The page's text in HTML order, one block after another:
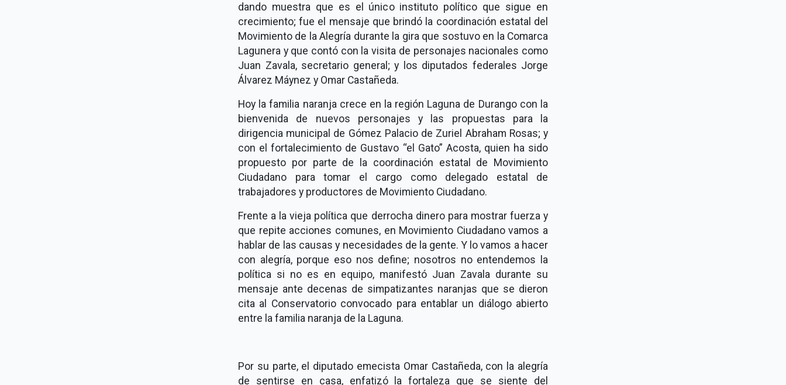
dando muestra que es el único instituto político que sigue en
crecimiento; fue el mensaje que brindó la coordinación estatal del
Movimiento de la Alegría durante la gira que sostuvo en la Comarca
Lagunera y que contó con la visita de personajes nacionales como
Juan Zavala, secretario general; y los diputados federales Jorge
Álvarez Máynez y Omar Castañeda.
Hoy la familia naranja crece en la región Laguna de Durango con la
bienvenida de nuevos personajes y las propuestas para la
dirigencia municipal de Gómez Palacio de Zuriel Abraham Rosas; y
con el fortalecimiento de Gustavo “el Gato” Acosta, quien ha sido
propuesto por parte de la coordinación estatal de Movimiento
Ciudadano para tomar el cargo como delegado estatal de
trabajadores y productores de Movimiento Ciudadano.
Frente a la vieja política que derrocha dinero para mostrar fuerza y
que repite acciones comunes, en Movimiento Ciudadano vamos a
hablar de las causas y necesidades de la gente. Y lo vamos a hacer
con alegría, porque eso nos define; nosotros no entendemos la
política si no es en equipo, manifestó Juan Zavala durante su
mensaje ante decenas de simpatizantes naranjas que se dieron
cita al Conservatorio convocado para entablar un diálogo abierto
entre la familia naranja de la Laguna.
Por su parte, el diputado emecista Omar Castañeda, con la alegría
de sentirse en casa, enfatizó la fortaleza que se siente del